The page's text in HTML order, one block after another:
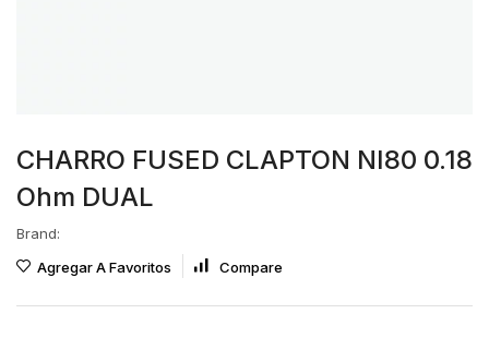
CHARRO FUSED CLAPTON NI80 0.18
Ohm DUAL
Brand:
Agregar A Favoritos
Compare